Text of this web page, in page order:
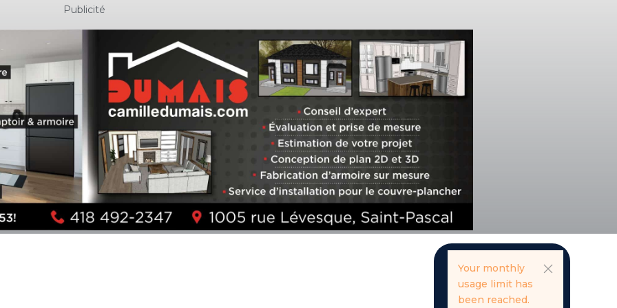
Publicité
Your monthly
usage limit has
been reached.